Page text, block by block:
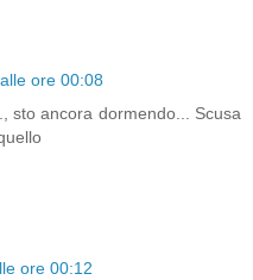
ore 00:08
sto ancora dormendo... Scusa
ore 00:12